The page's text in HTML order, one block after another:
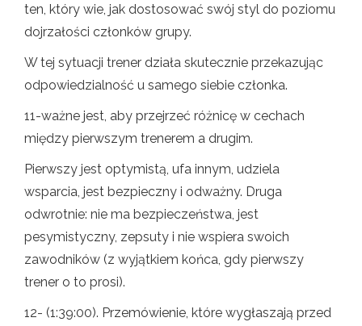
ten, który wie, jak dostosować swój styl do poziomu
dojrzałości członków grupy.
W tej sytuacji trener działa skutecznie przekazując
odpowiedzialność u samego siebie członka.
11-ważne jest, aby przejrzeć różnicę w cechach
między pierwszym trenerem a drugim.
Pierwszy jest optymistą, ufa innym, udziela
wsparcia, jest bezpieczny i odważny. Druga
odwrotnie: nie ma bezpieczeństwa, jest
pesymistyczny, zepsuty i nie wspiera swoich
zawodników (z wyjątkiem końca, gdy pierwszy
trener o to prosi).
12- (1:39:00). Przemówienie, które wygłaszają przed